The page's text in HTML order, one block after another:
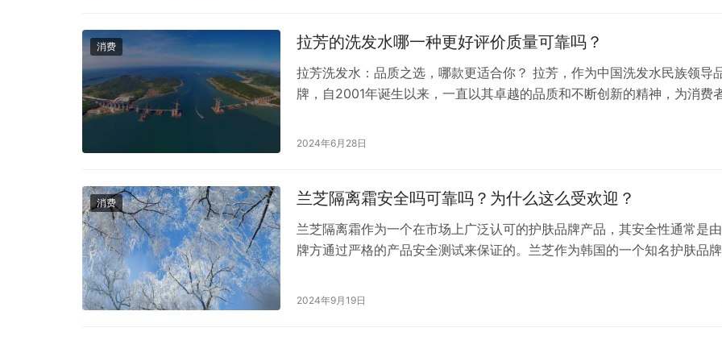
大学毕业…
消费 拉芳的洗发水哪一种更好评价质量可靠吗？
拉芳洗发水：品质之选，哪款更适合你？ 拉芳，作为中国洗发水民族领导
牌，自2001年诞生以来，一直以其卓越的品质和不断创新的精神，为消费
的市场口碑，赢得了广大消费者的喜爱。那么，拉芳的洗发水哪一种更好？
2024年6月28日
消费 兰芝隔离霜安全吗可靠吗？为什么这么受欢迎？
兰芝隔离霜作为一个在市场上广泛认可的护肤品牌产品，其安全性通常是
牌方通过严格的产品安全测试来保证的。兰芝作为韩国的一个知名护肤品牌
性。 从成分角度来看，兰芝隔离霜通常不含 ** 性成分，且其产品成分列表
2024年9月19日